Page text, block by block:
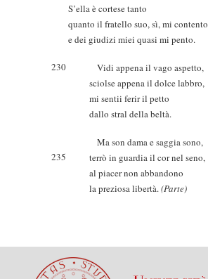
S’ella è cortese tanto
quanto il fratello suo, sì, mi contento
e dei giudizi miei quasi mi pento.
230
Vidi appena il vago aspetto,
sciolse appena il dolce labbro,
mi sentii ferir il petto
dallo stral della beltà.
Ma son dama e saggia sono,
235
terrò in guardia il cor nel seno,
al piacer non abbandono
la preziosa libertà.(Parte)